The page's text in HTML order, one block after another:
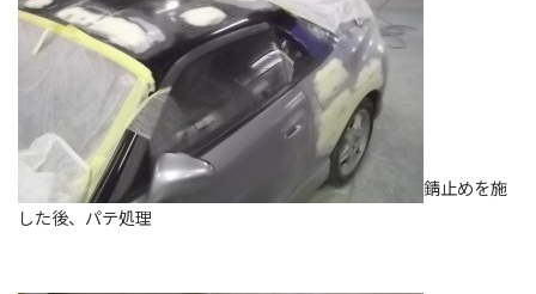
錆止めを施
した後、パテ処理